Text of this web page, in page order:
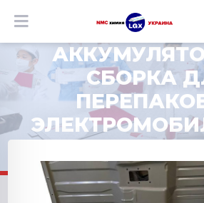
СБОРКА
РАЗРЯД 3-